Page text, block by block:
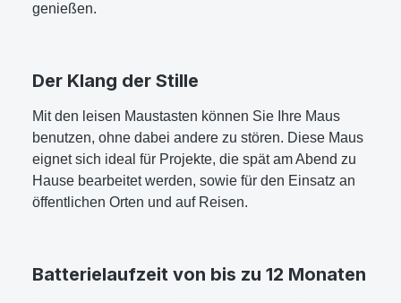
genießen.
Der Klang der Stille
Mit den leisen Maustasten können Sie Ihre Maus
benutzen, ohne dabei andere zu stören. Diese Maus
eignet sich ideal für Projekte, die spät am Abend zu
Hause bearbeitet werden, sowie für den Einsatz an
öffentlichen Orten und auf Reisen.
Batterielaufzeit von bis zu 12 Monaten